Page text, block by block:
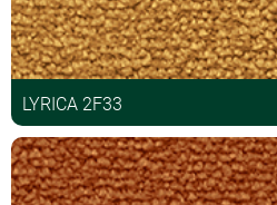
LYRICA 2F33